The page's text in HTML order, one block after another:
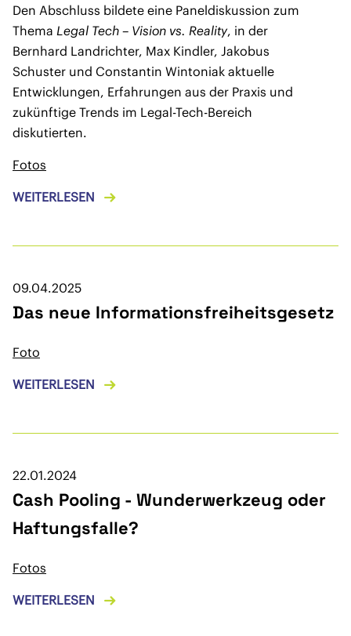
Den Abschluss bildete eine Paneldiskussion zum
Thema Legal Tech – Vision vs. Reality, in der
Bernhard Landrichter, Max Kindler, Jakobus
Schuster und Constantin Wintoniak aktuelle
Entwicklungen, Erfahrungen aus der Praxis und
zukünftige Trends im Legal-Tech-Bereich
diskutierten.
Fotos
WEITERLESEN
09.04.2025
Das neue Informationsfreiheitsgesetz
Foto
WEITERLESEN
22.01.2024
Cash Pooling - Wunderwerkzeug oder
Haftungsfalle?
Fotos
WEITERLESEN